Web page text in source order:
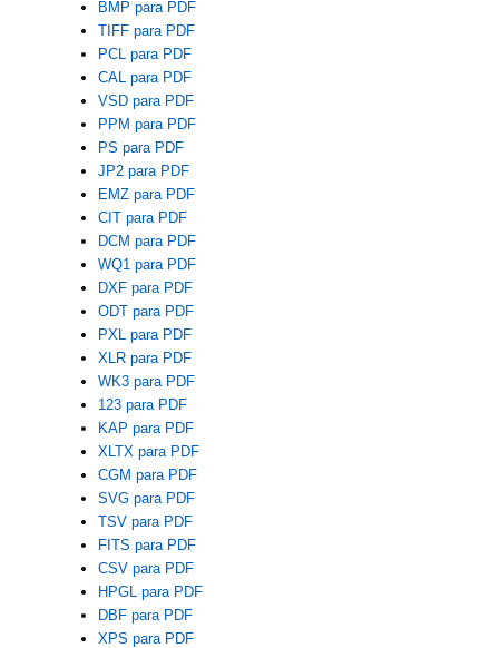
BMP para PDF
TIFF para PDF
PCL para PDF
CAL para PDF
VSD para PDF
PPM para PDF
PS para PDF
JP2 para PDF
EMZ para PDF
CIT para PDF
DCM para PDF
WQ1 para PDF
DXF para PDF
ODT para PDF
PXL para PDF
XLR para PDF
WK3 para PDF
123 para PDF
KAP para PDF
XLTX para PDF
CGM para PDF
SVG para PDF
TSV para PDF
FITS para PDF
CSV para PDF
HPGL para PDF
DBF para PDF
XPS para PDF